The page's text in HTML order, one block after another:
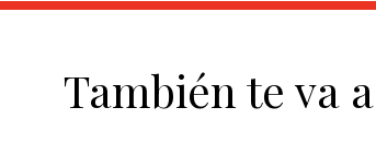
También te va